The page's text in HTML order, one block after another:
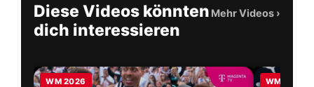
Diese Videos könnten
dich interessieren
Mehr Videos ›
WM 2026 WM 2026